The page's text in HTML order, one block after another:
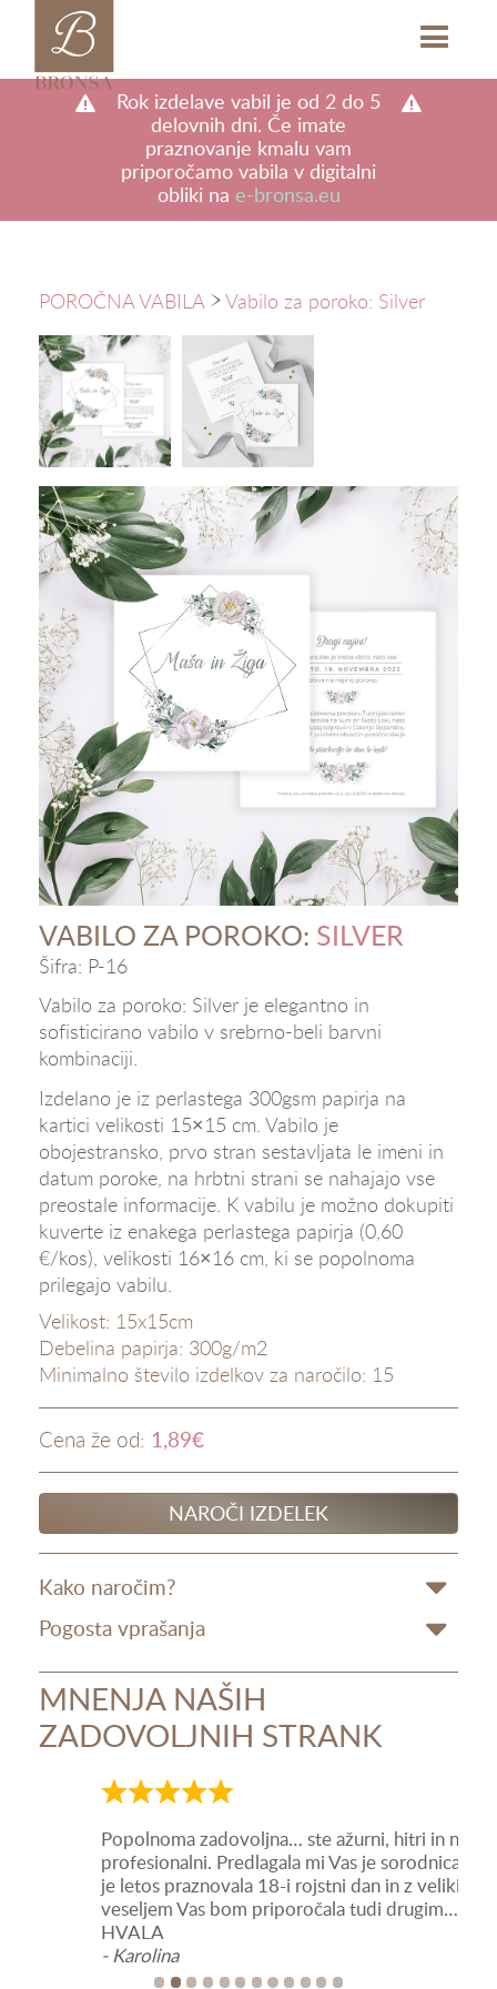
b M
Rok izdelave vabil je od 2 do 5
delovnih dni. Če imate
praznovanje kmalu vam
priporočamo vabila v digitalni
obliki na e-bronsa.eu
POROČNA VABILA a Vabilo za poroko: Silver
VABILO ZA POROKO: SILVER
Šifra: P-16
Vabilo za poroko: Silver je elegantno in
sofisticirano vabilo v srebrno-beli barvni
kombinaciji.
Izdelano je iz perlastega 300gsm papirja na
kartici velikosti 15×15 cm. Vabilo je
obojestransko, prvo stran sestavljata le imeni in
datum poroke, na hrbtni strani se nahajajo vse
preostale informacije. K vabilu je možno dokupiti
kuverte iz enakega perlastega papirja (0,60
€/kos), velikosti 16×16 cm, ki se popolnoma
prilegajo vabilu.
Velikost: 15x15cm
Debelina papirja: 300g/m2
Minimalno število izdelkov za naročilo: 15
Cena že od: 1,89€
NAROČI IZDELEK
Kako naročim?
Pogosta vprašanja
MNENJA NAŠIH
ZADOVOLJNIH STRANK
Popolnoma zadovoljna… ste ažurni, hitri in na
profesionalni. Predlagala mi Vas je sorodnica Eva, ki
je letos praznovala 18-i rojstni dan in z velikim
veseljem Vas bom priporočala tudi drugim….
HVALA
- Karolina
od
5-